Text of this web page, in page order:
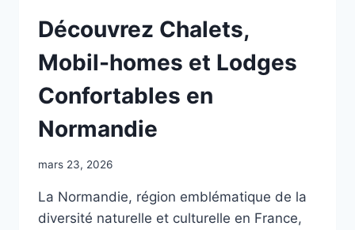
Découvrez Chalets,
Mobil-homes et Lodges
Confortables en
Normandie
mars 23, 2026
La Normandie, région emblématique de la
diversité naturelle et culturelle en France,